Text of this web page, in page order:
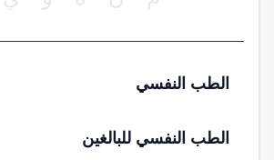
الطب النفسي
الطب النفسي للبالغين